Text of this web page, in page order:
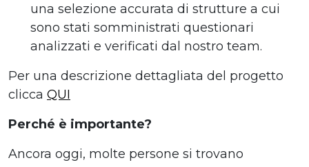
una selezione accurata di strutture a cui
sono stati somministrati questionari
analizzati e verificati dal nostro team.
Per una descrizione dettagliata del progetto
clicca QUI
Perché è importante?
Ancora oggi, molte persone si trovano